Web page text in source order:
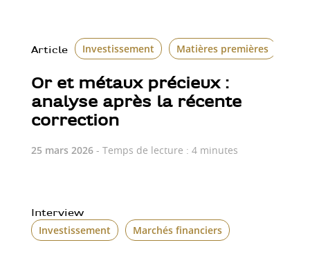
Article Investissement Matières premières
Or et métaux précieux :
analyse après la récente
correction
25 mars 2026- Temps de lecture : 4 minutes
Interview
Investissement Marchés financiers